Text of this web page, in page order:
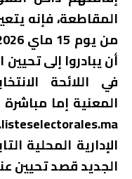
المقاطعة، فإنه
أن يبادروا إلى
في اللائحة
المعنية إما
الإدارية المحلية
الجديد قصد تحيين